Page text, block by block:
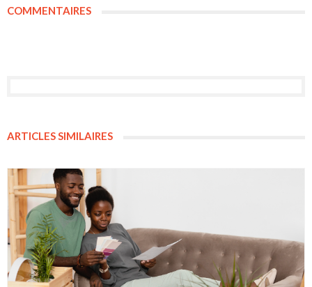
COMMENTAIRES
ARTICLES SIMILAIRES